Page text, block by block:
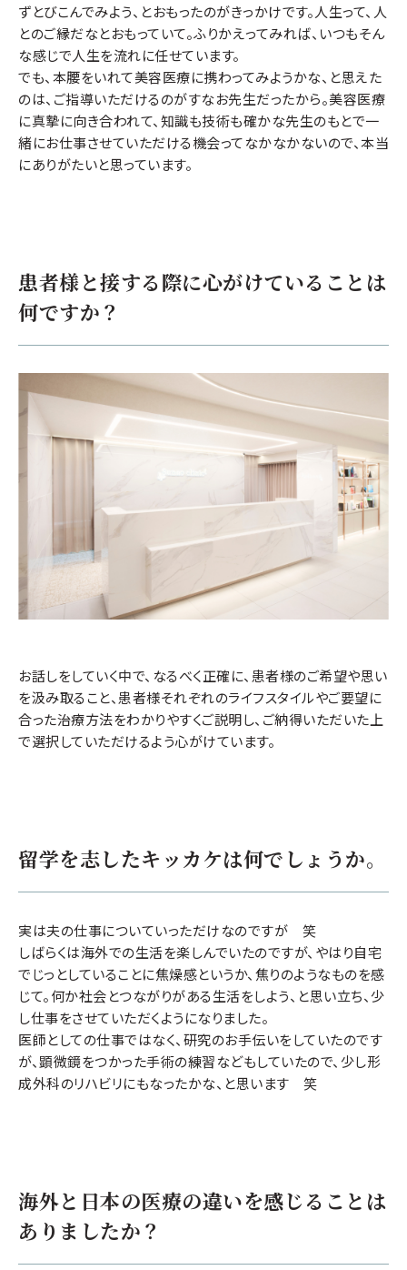
ずとびこんでみよう、とおもったのがきっかけです。人生って、人
とのご縁だなとおもっていて。ふりかえってみれば、いつもそん
な感じで人生を流れに任せています。
でも、本腰をいれて美容医療に携わってみようかな、と思えた
のは、ご指導いただけるのがすなお先生だったから。美容医療
に真摯に向き合われて、知識も技術も確かな先生のもとで一
緒にお仕事させていただける機会ってなかなかないので、本当
にありがたいと思っています。
患者様と接する際に心がけていることは
何ですか？
お話しをしていく中で、なるべく正確に、患者様のご希望や思い
を汲み取ること、患者様それぞれのライフスタイルやご要望に
合った治療方法をわかりやすくご説明し、ご納得いただいた上
で選択していただけるよう心がけています。
留学を志したキッカケは何でしょうか。
実は夫の仕事についていっただけなのですが 笑
しばらくは海外での生活を楽しんでいたのですが、やはり自宅
でじっとしていることに焦燥感というか、焦りのようなものを感
じて。何か社会とつながりがある生活をしよう、と思い立ち、少
し仕事をさせていただくようになりました。
医師としての仕事ではなく、研究のお手伝いをしていたのです
が、顕微鏡をつかった手術の練習などもしていたので、少し形
成外科のリハビリにもなったかな、と思います 笑
海外と日本の医療の違いを感じることは
ありましたか？